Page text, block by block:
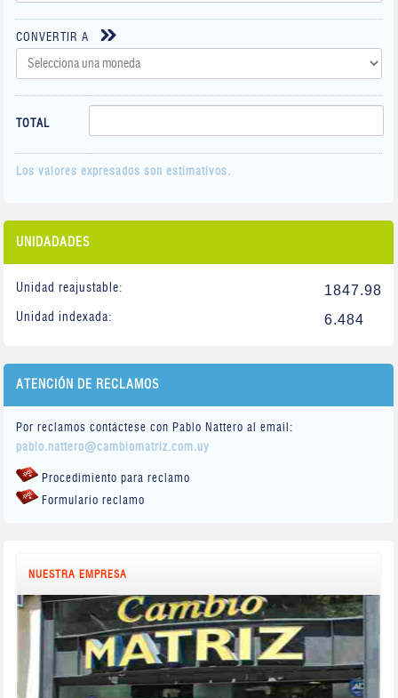
CONVERTIR A
TOTAL
Los valores expresados son estimativos.
UNIDADADES
Unidad reajustable: 1847.98
Unidad indexada: 6.484
ATENCIÓN DE RECLAMOS
Por reclamos contáctese con Pablo Nattero al email:
pablo.nattero@cambiomatriz.com.uy
Procedimiento para reclamo
Formulario reclamo
NUESTRA EMPRESA